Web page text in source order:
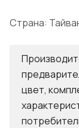
Страна:
цвет,